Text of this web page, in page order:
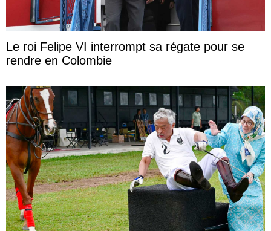
Le roi Felipe VI interrompt sa régate pour se
rendre en Colombie